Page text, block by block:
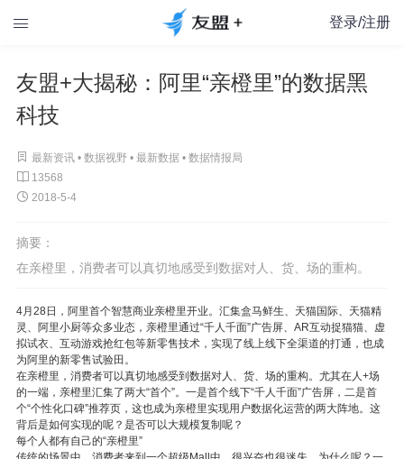
 登录/注册
友盟+大揭秘：阿里“亲橙里”的数据黑
科技
 最新资讯 • 数据视野 • 最新数据• 数据情报局

13568
 2018-5-4
摘要：
在亲橙里，消费者可以真切地感受到数据对人、货、场的重构。
4月28日，阿里首个智慧商业亲橙里开业。汇集盒马鲜生、天猫国际、天猫精
灵、阿里小厨等众多业态，亲橙里通过“千人千面”广告屏、AR互动捉猫猫、虚
拟试衣、互动游戏抢红包等新零售技术，实现了线上线下全渠道的打通，也成
为阿里的新零售试验田。
在亲橙里，消费者可以真切地感受到数据对人、货、场的重构。尤其在人+场
的一端，亲橙里汇集了两大“首个”。一是首个线下“千人千面”广告屏，二是首
个“个性化口碑”推荐页，这也成为亲橙里实现用户数据化运营的两大阵地。这
背后是如何实现的呢？是否可以大规模复制呢？
每个人都有自己的“亲橙里”